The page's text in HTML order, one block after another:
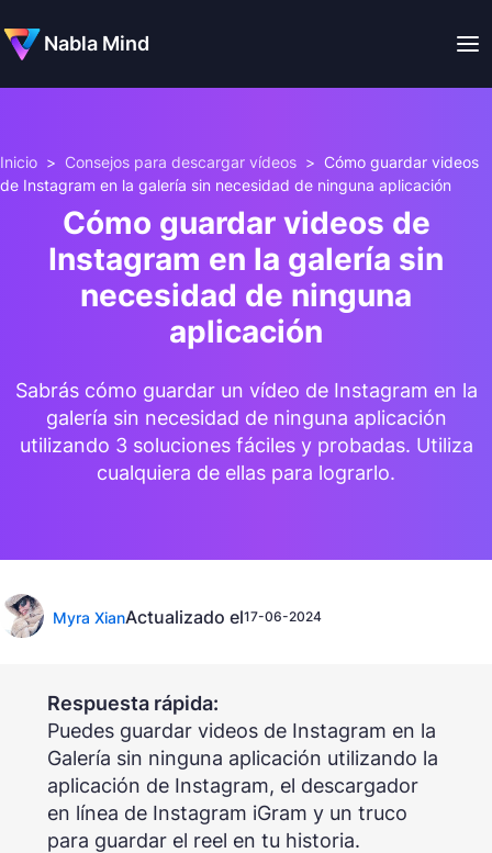
Nabla Mind
Inicio > Consejos para descargar vídeos > Cómo guardar videos
de Instagram en la galería sin necesidad de ninguna aplicación
Cómo guardar videos de
Instagram en la galería sin
necesidad de ninguna
aplicación
Sabrás cómo guardar un vídeo de Instagram en la
galería sin necesidad de ninguna aplicación
utilizando 3 soluciones fáciles y probadas. Utiliza
cualquiera de ellas para lograrlo.
Myra XianActualizado el17-06-2024
Respuesta rápida:
Puedes guardar videos de Instagram en la
Galería sin ninguna aplicación utilizando la
aplicación de Instagram, el descargador
en línea de Instagram iGram y un truco
para guardar el reel en tu historia.